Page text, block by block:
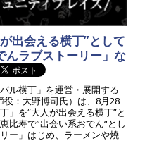
出会える横丁”として
んラブストーリー」な
ル横丁」を運営・展開する
：大野博司氏）は、8月28
」を“大人が出会える横丁”と
比寿で”出会い系おでん“とし
ー」はじめ、ラーメンや焼